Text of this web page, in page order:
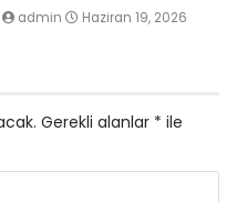
admin Haziran 19, 2026
Gerekli alanlar * ile